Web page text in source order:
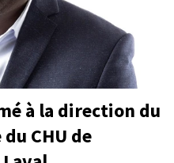
à la direction du
CHU de